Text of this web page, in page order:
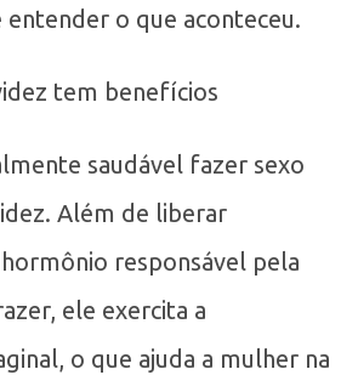
entender o que aconteceu.
tem benefícios
saudável fazer sexo
Além de liberar
responsável pela
ele exercita a
o que ajuda a mulher na